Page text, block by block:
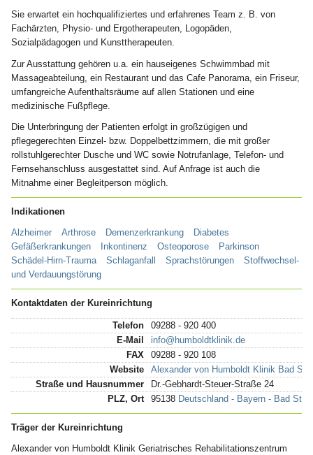
Sie erwartet ein hochqualifiziertes und erfahrenes Team z. B. von
Fachärzten, Physio- und Ergotherapeuten, Logopäden,
Sozialpädagogen und Kunsttherapeuten.
Zur Ausstattung gehören u.a. ein hauseigenes Schwimmbad mit
Massageabteilung, ein Restaurant und das Cafe Panorama, ein Friseur,
umfangreiche Aufenthaltsräume auf allen Stationen und eine
medizinische Fußpflege.
Die Unterbringung der Patienten erfolgt in großzügigen und
pflegegerechten Einzel- bzw. Doppelbettzimmern, die mit großer
rollstuhlgerechter Dusche und WC sowie Notrufanlage, Telefon- und
Fernsehanschluss ausgestattet sind. Auf Anfrage ist auch die
Mitnahme einer Begleitperson möglich.
Indikationen
Alzheimer Arthrose Demenzerkrankung
Diabetes
Gefäßerkrankungen
Inkontinenz Osteoporose
Parkinson
Schädel-Hirn-Trauma
Schlaganfall Sprachstörungen
Stoffwechsel-
und Verdauungstörung
Kontaktdaten der Kureinrichtung
Telefon
09288 - 920 400
E-Mail
info@humboldtklinik.de
FAX
09288 - 920 108
Website
Alexander von Humboldt Klinik Bad
Straße und Hausnummer
Dr.-Gebhardt-Steuer-Straße 24
PLZ, Ort
95138 Deutschland - Bayern - Bad
Träger der Kureinrichtung
Alexander von Humboldt Klinik Geriatrisches Rehabilitationszentrum